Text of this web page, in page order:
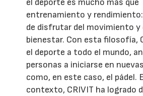
entrenamiento y
de disfrutar del movimiento y
bienestar. Con esta filosofía,
el deporte a todo el mundo,
personas a iniciarse en
como, en este caso, el pádel.
contexto, CRIVIT ha logrado